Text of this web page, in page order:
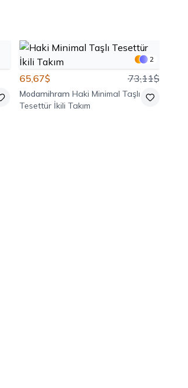
2
65,67$ 73,11$
Modamihram Haki Minimal Taşlı
Tesettür İkili Takım